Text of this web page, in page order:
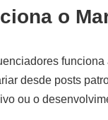
o
desde posts
ou o